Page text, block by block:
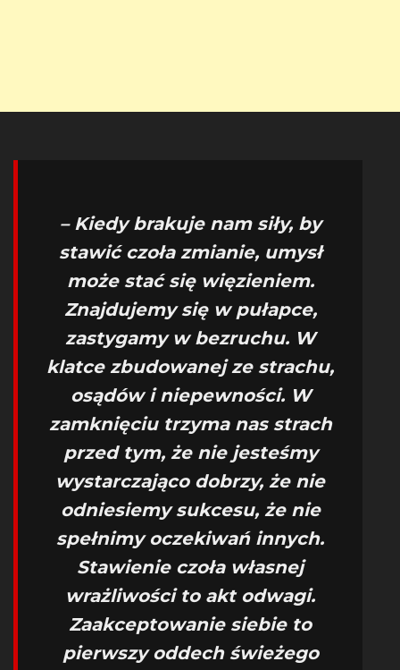
– Kiedy brakuje nam siły, by
stawić czoła zmianie, umysł
może stać się więzieniem.
Znajdujemy się w pułapce,
zastygamy w bezruchu. W
klatce zbudowanej ze strachu,
osądów i niepewności. W
zamknięciu trzyma nas strach
przed tym, że nie jesteśmy
wystarczająco dobrzy, że nie
odniesiemy sukcesu, że nie
spełnimy oczekiwań innych.
Stawienie czoła własnej
wrażliwości to akt odwagi.
Zaakceptowanie siebie to
pierwszy oddech świeżego